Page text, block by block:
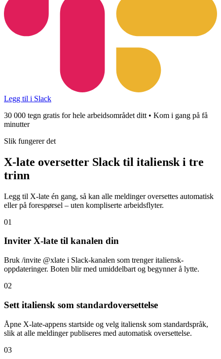
Legg til i Slack
30 000 tegn gratis for hele arbeidsområdet ditt • Kom i gang på få
minutter
Slik fungerer det
X-late oversetter Slack til italiensk i tre
trinn
Legg til X-late én gang, så kan alle meldinger oversettes automatisk
eller på forespørsel – uten kompliserte arbeidsflyter.
01
Inviter X-late til kanalen din
Bruk /invite @xlate i Slack-kanalen som trenger italiensk-
oppdateringer. Boten blir med umiddelbart og begynner å lytte.
02
Sett italiensk som standardoversettelse
Åpne X-late-appens startside og velg italiensk som standardspråk,
slik at alle meldinger publiseres med automatisk oversettelse.
03